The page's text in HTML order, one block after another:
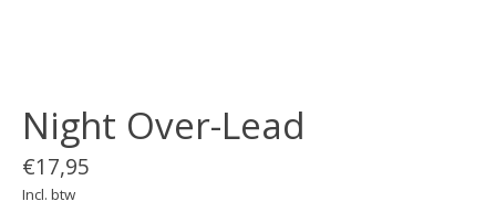
Night Over-Lead
€17,95
Incl. btw